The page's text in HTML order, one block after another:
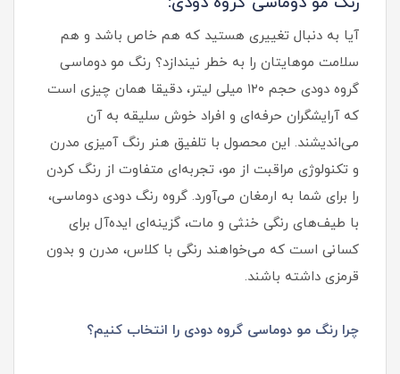
آیا به دنبال تغییری هستید که هم خاص باشد و هم
سلامت موهایتان را به خطر نیندازد؟ رنگ مو دوماسی
گروه دودی حجم ۱۲۰ میلی لیتر، دقیقا همان چیزی است
که آرایشگران حرفه‌ای و افراد خوش سلیقه به آن
می‌اندیشند. این محصول با تلفیق هنر رنگ آمیزی مدرن
و تکنولوژی مراقبت از مو، تجربه‌ای متفاوت از رنگ کردن
را برای شما به ارمغان می‌آورد. گروه رنگ دودی دوماسی،
با طیف‌های رنگی خنثی و مات، گزینه‌ای ایده‌آل برای
کسانی است که می‌خواهند رنگی با کلاس، مدرن و بدون
قرمزی داشته باشند.
چرا رنگ مو دوماسی گروه دودی را انتخاب کنیم؟